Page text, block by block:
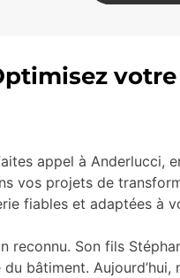
appel à Anderlucci,
projets de
fiables et adaptées à
reconnu. Son fils
bâtiment.